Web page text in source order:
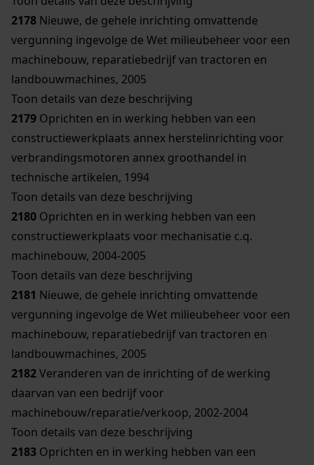
2178 Nieuwe, de gehele inrichting omvattende
vergunning ingevolge de Wet milieubeheer voor een
machinebouw, reparatiebedrijf van tractoren en
landbouwmachines, 2005
Toon details van deze beschrijving
2179 Oprichten en in werking hebben van een
constructiewerkplaats annex herstelinrichting voor
verbrandingsmotoren annex groothandel in
technische artikelen, 1994
Toon details van deze beschrijving
2180 Oprichten en in werking hebben van een
constructiewerkplaats voor mechanisatie c.q.
machinebouw, 2004-2005
Toon details van deze beschrijving
2181 Nieuwe, de gehele inrichting omvattende
vergunning ingevolge de Wet milieubeheer voor een
machinebouw, reparatiebedrijf van tractoren en
landbouwmachines, 2005
2182Veranderen van de inrichting of de werking
daarvan van een bedrijf voor
machinebouw/reparatie/verkoop, 2002-2004
Toon details van deze beschrijving
2183 Oprichten en in werking hebben van een